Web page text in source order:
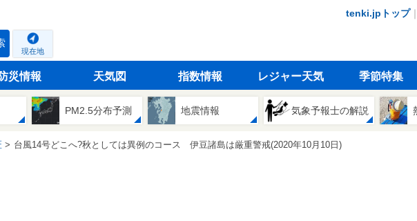
tenki.jpトップ｜
現在地
災情報 天気図 指数情報 レジャー天気 季節特集
PM2.5分布予測 地震情報 気象予報士の解説
台風14号どこへ?秋としては異例のコース 伊豆諸島は厳重警戒(2020年10月10日)